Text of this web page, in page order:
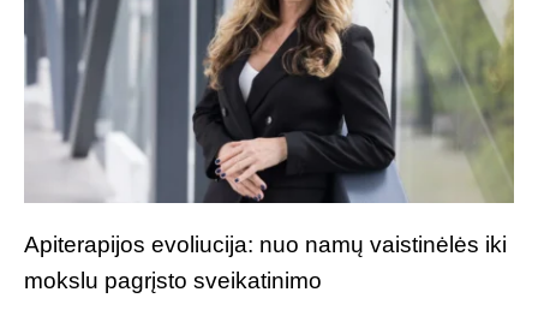
Apiterapijos evoliucija: nuo namų vaistinėlės iki
mokslu pagrįsto sveikatinimo